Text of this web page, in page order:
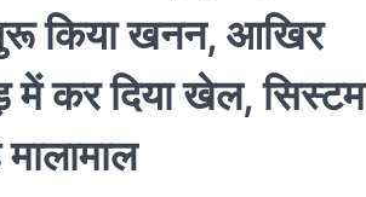
किया खनन, आखिर
में कर दिया खेल, सिस्टम